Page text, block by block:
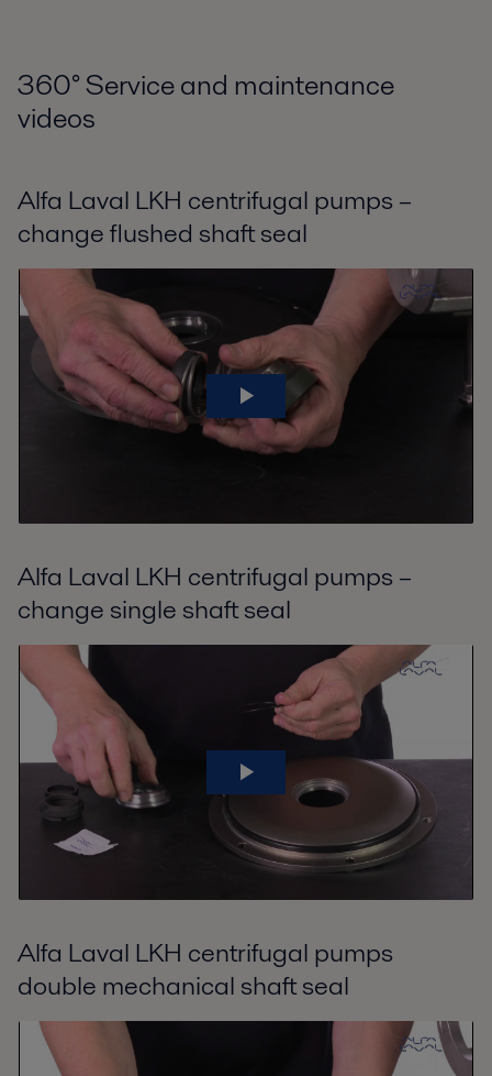
360°Service and maintenance
videos
Alfa Laval LKH centrifugal pumps –
change flushed shaft seal
Alfa Laval LKH centrifugal pumps –
change single shaft seal
Alfa Laval LKH centrifugal pumps
double mechanical shaft seal